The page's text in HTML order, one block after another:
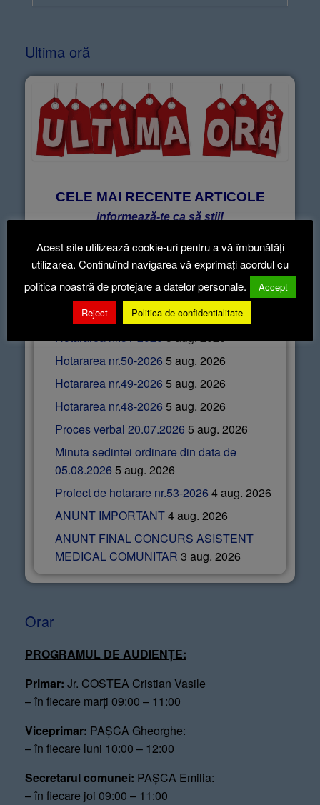
Ultima oră
CELE MAI RECENTE ARTICOLE
informează-te ca să știi!
Articole recente
Hotararea nr.52-2026 5 aug. 2026
Hotararea nr.51-20265 aug. 2026
Hotararea nr.50-2026 5 aug. 2026
Hotararea nr.49-2026 5 aug. 2026
Hotararea nr.48-2026 5 aug. 2026
Proces verbal 20.07.2026 5 aug. 2026
Minuta sedintei ordinare din data de
05.08.2026 5 aug. 2026
Proiect de hotarare nr.53-2026 4 aug. 2026
ANUNT IMPORTANT4 aug. 2026
ANUNT FINAL CONCURS ASISTENT
MEDICAL COMUNITAR 3 aug. 2026
Orar
PROGRAMUL DE AUDIENȚE:
Primar: Jr. COSTEA Cristian Vasile
– în fiecare marți 09:00 – 11:00
Viceprimar: PAȘCA Gheorghe:
– în fiecare luni 10:00 – 12:00
Secretarul comunei: PAȘCA Emilia:
– în fiecare joi 09:00 – 11:00
Acest site utilizează cookie-uri pentru a vă îmbunătăți
utilizarea. Continuînd navigarea vă exprimați acordul cu
politica noastră de protejare a datelor personale.
Accept
Reject
Politica de confidentialitate